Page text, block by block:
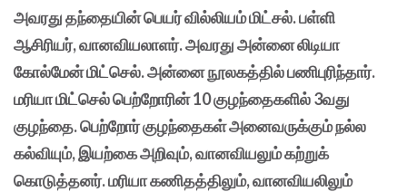
அவரது தந்தையின் பெயர் வில்லியம் மிட்சல்.பள்ளி
ஆசிரியர், வானவியலாளர். அவரது அன்னை லிடியா
கோல்மேன் மிட்செல். அன்னை நூலகத்தில் பணிபுரிந்தார்.
மரியா மிட்செல் பெற்றோரின் 10 குழந்தைகளில் 3வது
குழந்தை. பெற்றோர் குழந்தைகள் அனைவருக்கும் நல்ல
கல்வியும், இயற்கை அறிவும், வானவியலும் கற்றுக்
கொடுத்தனர். மரியா கணிதத்திலும், வானவியலிலும்